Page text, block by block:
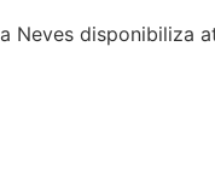
Neves disponibiliza